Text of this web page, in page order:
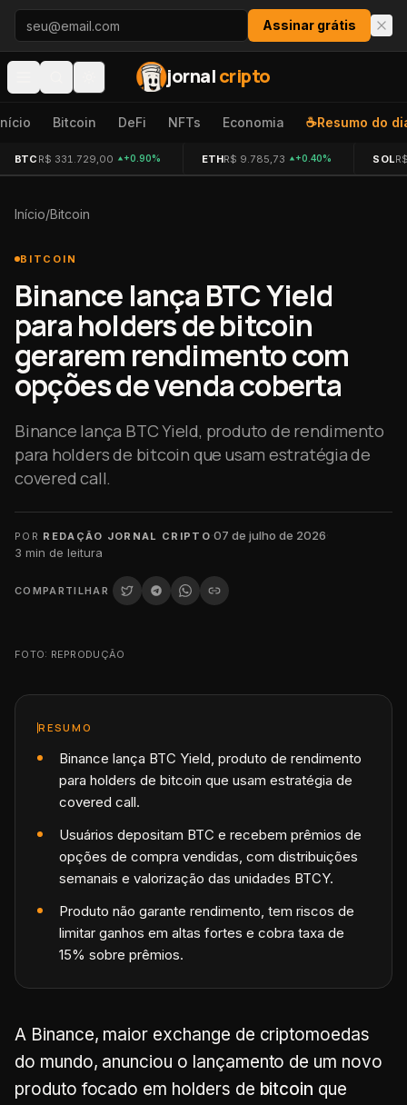
Pular para o conteúdo
Assinar grátis
jornalcripto
Bitcoin DeFi NFTs Economia ☕Resumo do
BTC R$ 331.729,00 +0.90% ETHR$ 9.785,73 +0.40% SOL
Início/Bitcoin
BITCOIN
Binance lança BTC Yield
para holders de bitcoin
gerarem rendimento com
opções de venda coberta
Binance lança BTC Yield, produto de rendimento
para holders de bitcoin que usam estratégia de
covered call.
POR REDAÇÃO JORNAL CRIPTO·07 de julho de 2026·
3 min de leitura
COMPARTILHAR
FOTO: REPRODUÇÃO
RESUMO
Binance lança BTC Yield, produto de rendimento
para holders de bitcoin que usam estratégia de
covered call.
Usuários depositam BTC e recebem prêmios de
opções de compra vendidas, com distribuições
semanais e valorização das unidades BTCY.
Produto não garante rendimento, tem riscos de
limitar ganhos em altas fortes e cobra taxa de
15% sobre prêmios.
A Binance, maior exchange de criptomoedas
do mundo, anunciou o lançamento de um novo
produto focado em holders de bitcoin que